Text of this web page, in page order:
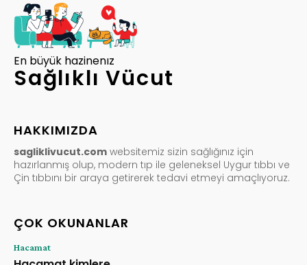
En büyük hazinenız
Sağlıklı Vücut
HAKKIMIZDA
sagliklivucut.com websitemiz sizin sağlığınız için
hazırlanmış olup, modern tıp ile geleneksel Uygur tıbbı ve
Çin tıbbını bir araya getirerek tedavi etmeyi amaçlıyoruz.
ÇOK OKUNANLAR
Hacamat